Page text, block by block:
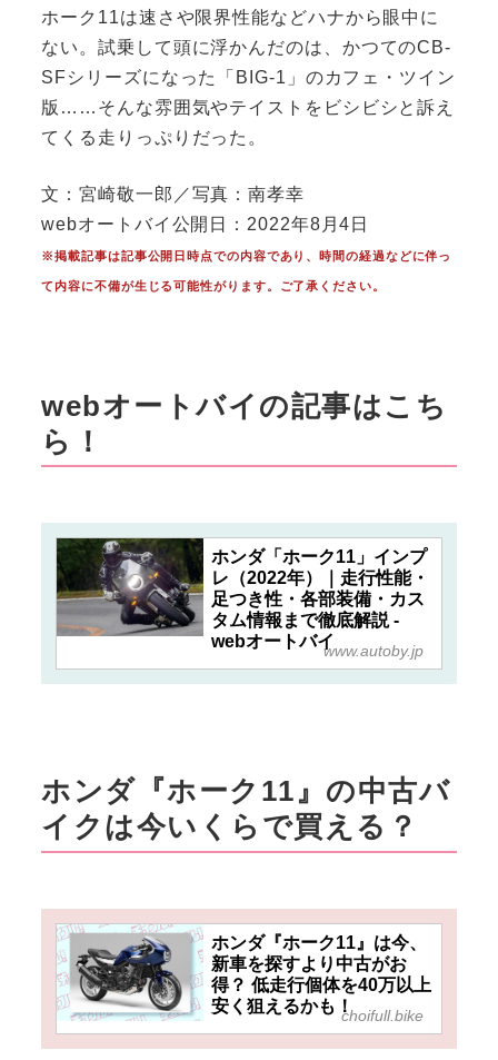
ホーク11は速さや限界性能などハナから眼中に
ない。試乗して頭に浮かんだのは、かつてのCB-
SFシリーズになった「BIG-1」のカフェ・ツイン
版……そんな雰囲気やテイストをビシビシと訴え
てくる走りっぷりだった。
文：宮崎敬一郎／写真：南孝幸
webオートバイ公開日：2022年8月4日
※掲載記事は記事公開日時点での内容であり、時間の経過などに伴っ
て内容に不備が生じる可能性がります。ご了承ください。
webオートバイの記事はこち
ら！
ホンダ「ホーク11」インプ
レ（2022年）｜走行性能・
足つき性・各部装備・カス
タム情報まで徹底解説 -
webオートバイwww.autoby.jp
ホンダ『ホーク11』の中古バ
イクは今いくらで買える？
ホンダ『ホーク11』は今、
新車を探すより中古がお
得？ 低走行個体を40万以上
安く狙えるかも！choifull.bike